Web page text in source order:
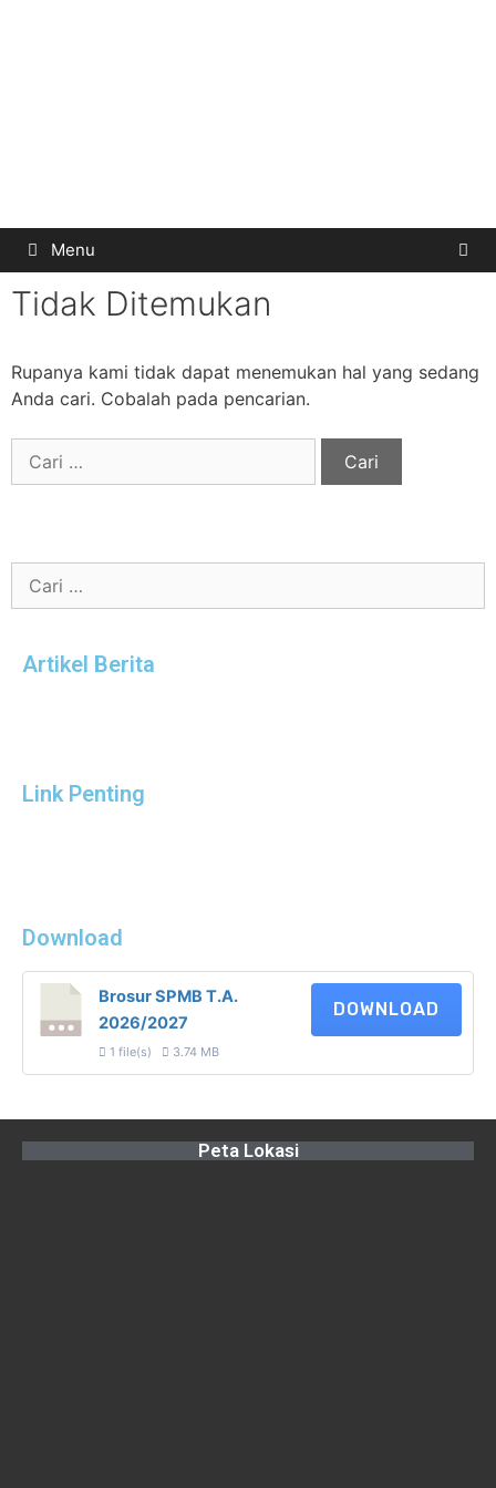
Menu
Tidak Ditemukan
Rupanya kami tidak dapat menemukan hal yang sedang
Anda cari. Cobalah pada pencarian.
Artikel Berita
Link Penting
Download
Brosur SPMB T.A.
2026/2027
1 file(s) 3.74 MB
DOWNLOAD
Peta Lokasi